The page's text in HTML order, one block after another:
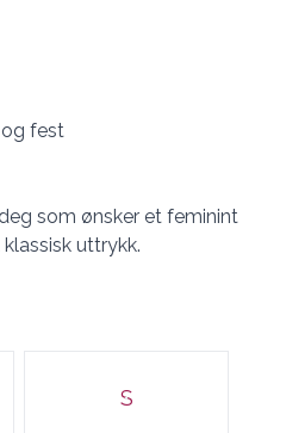
fest
som ønsker et feminint
uttrykk.
S